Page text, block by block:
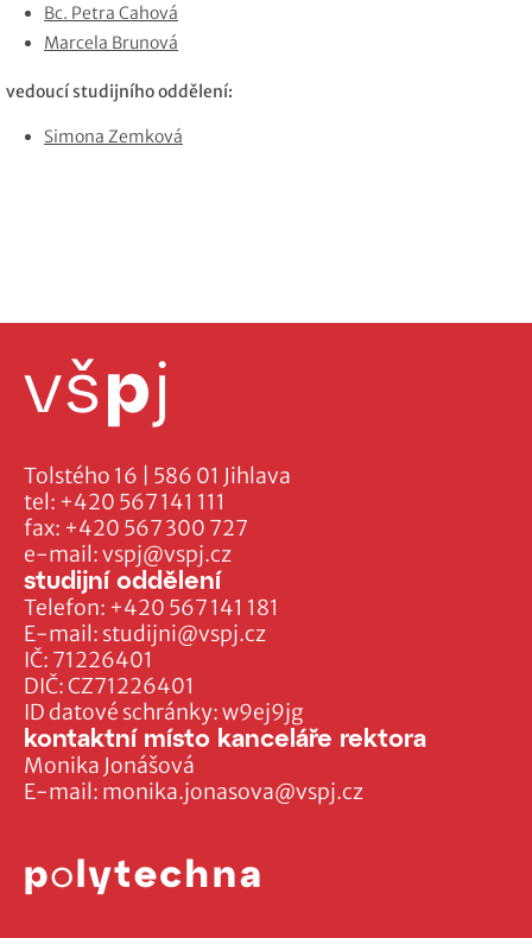
Bc. Petra Cahová
Marcela Brunová
vedoucí studijního oddělení:
Simona Zemková
Tolstého 16 | 586 01 Jihlava
tel: +420 567 141 111
fax: +420 567 300 727
e-mail:vspj@vspj.cz
IČ: 71226401
DIČ: CZ71226401
ID datové schránky: w9ej9jg
studijní oddělení
Telefon: +420 567 141 181
E-mail: studijni@vspj.cz
kontaktní místo kanceláře rektora
Monika Jonášová
E-mail: monika.jonasova@vspj.cz